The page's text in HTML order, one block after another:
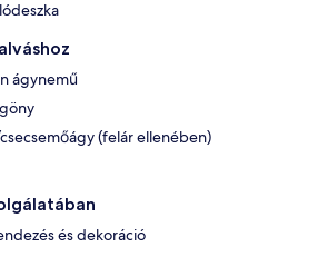
ágynemű
(felár ellenében)
és dekoráció